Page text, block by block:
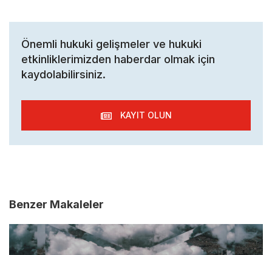
Önemli hukuki gelişmeler ve hukuki
etkinliklerimizden haberdar olmak için
kaydolabilirsiniz.
KAYIT OLUN
Benzer Makaleler